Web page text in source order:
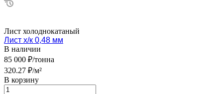
Лист холоднокатаный
Лист х/к 0,48 мм
В наличии
85 000 ₽/тонна
320.27 ₽/м²
В корзину